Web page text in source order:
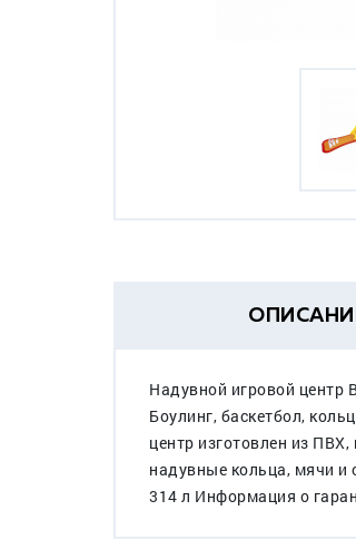
Надувной игровой центр
Боулинг, баскетбол,
центр изготовлен из
надувные кольца, мячи и
314 л Информация о